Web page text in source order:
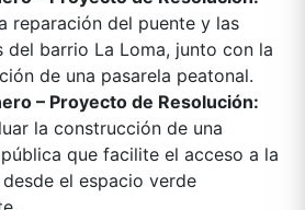
reparación del puente y las
del barrio La Loma, junto con la
de una pasarela peatonal.
– Proyecto de Resolución:
la construcción de una
que facilite el acceso a la
desde el espacio verde